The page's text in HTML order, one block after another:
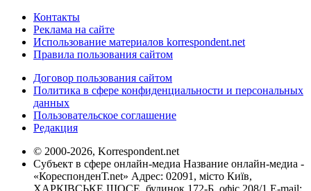
Контакты
Реклама на сайте
Использование материалов korrespondent.net
Правила пользования сайтом
Договор пользования сайтом
Политика в сфере конфиденциальности и персональных
данных
Пользовательское соглашение
Редакция
© 2000-2026, Korrespondent.net
Субъект в сфере онлайн-медиа Название онлайн-медиа -
«КореспонденТ.net» Адрес: 02091, місто Київ,
ХАРКІВСЬКЕ ШОСЕ, будинок 172-Б, офіс 208/1 E-mail: